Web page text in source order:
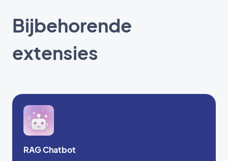
Bijbehorende
extensies
RAG Chatbot